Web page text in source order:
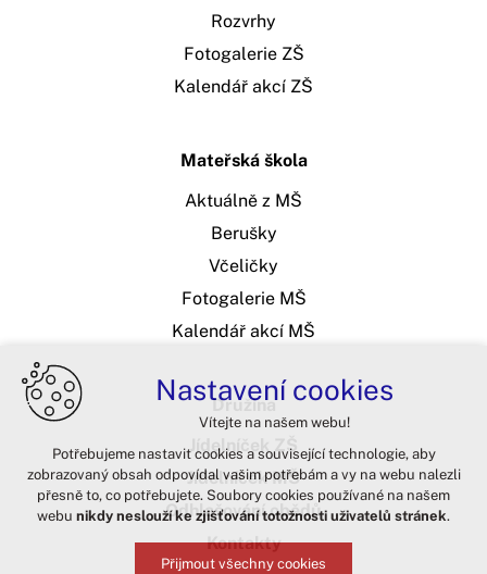
Rozvrhy
Fotogalerie ZŠ
Kalendář akcí ZŠ
Mateřská škola
Aktuálně z MŠ
Berušky
Včeličky
Fotogalerie MŠ
Kalendář akcí MŠ
Družina
Jídelníček ZŠ
Jídelníček MŠ
Odhlašování obědů
Kontakty
Nastavení cookies
Vítejte na našem webu!
Potřebujeme nastavit cookies a související technologie, aby
zobrazovaný obsah odpovídal vašim potřebám a vy na webu nalezli
přesně to, co potřebujete. Soubory cookies používané na našem
webu nikdy neslouží ke zjišťování totožnosti uživatelů stránek.
Přijmout všechny cookies